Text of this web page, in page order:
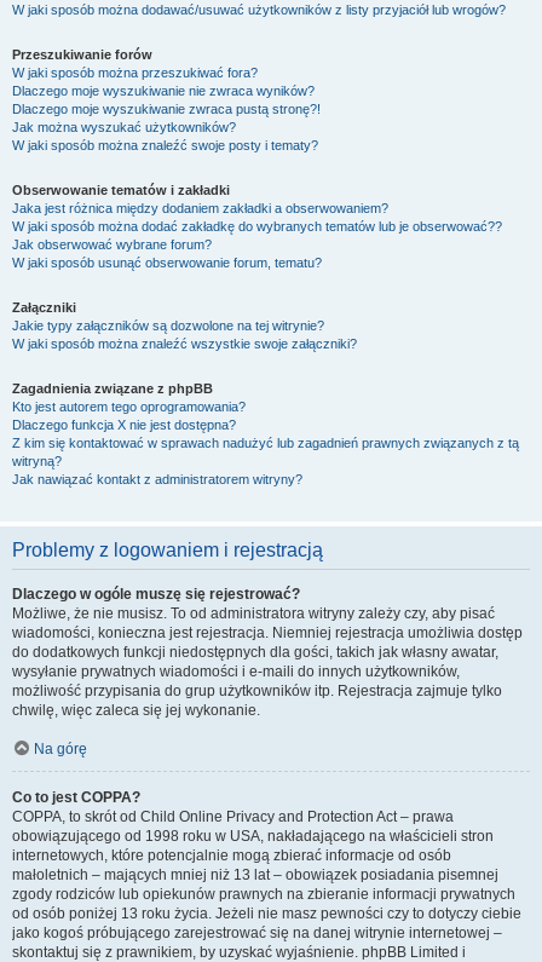
W jaki sposób można dodawać/usuwać użytkowników z listy przyjaciół lub wrogów?
Przeszukiwanie forów
W jaki sposób można przeszukiwać fora?
Dlaczego moje wyszukiwanie nie zwraca wyników?
Dlaczego moje wyszukiwanie zwraca pustą stronę?!
Jak można wyszukać użytkowników?
W jaki sposób można znaleźć swoje posty i tematy?
Obserwowanie tematów i zakładki
Jaka jest różnica między dodaniem zakładki a obserwowaniem?
W jaki sposób można dodać zakładkę do wybranych tematów lub je obserwować??
Jak obserwować wybrane forum?
W jaki sposób usunąć obserwowanie forum, tematu?
Załączniki
Jakie typy załączników są dozwolone na tej witrynie?
W jaki sposób można znaleźć wszystkie swoje załączniki?
Zagadnienia związane z phpBB
Kto jest autorem tego oprogramowania?
Dlaczego funkcja X nie jest dostępna?
Z kim się kontaktować w sprawach nadużyć lub zagadnień prawnych związanych z tą
witryną?
Jak nawiązać kontakt z administratorem witryny?
Problemy z logowaniem i rejestracją
Dlaczego w ogóle muszę się rejestrować?
Możliwe, że nie musisz. To od administratora witryny zależy czy, aby pisać
wiadomości, konieczna jest rejestracja. Niemniej rejestracja umożliwia dostęp
do dodatkowych funkcji niedostępnych dla gości, takich jak własny awatar,
wysyłanie prywatnych wiadomości i e-maili do innych użytkowników,
możliwość przypisania do grup użytkowników itp. Rejestracja zajmuje tylko
chwilę, więc zaleca się jej wykonanie.
Na górę
Co to jest COPPA?
COPPA, to skrót od Child Online Privacy and Protection Act – prawa
obowiązującego od 1998 roku w USA, nakładającego na właścicieli stron
internetowych, które potencjalnie mogą zbierać informacje od osób
małoletnich – mających mniej niż 13 lat – obowiązek posiadania pisemnej
zgody rodziców lub opiekunów prawnych na zbieranie informacji prywatnych
od osób poniżej 13 roku życia. Jeżeli nie masz pewności czy to dotyczy ciebie
jako kogoś próbującego zarejestrować się na danej witrynie internetowej –
skontaktuj się z prawnikiem, by uzyskać wyjaśnienie. phpBB Limited i